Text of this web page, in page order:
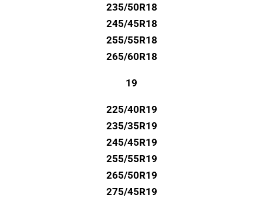
235/50R18
245/45R18
255/55R18
265/60R18
19
225/40R19
235/35R19
245/45R19
255/55R19
265/50R19
275/45R19